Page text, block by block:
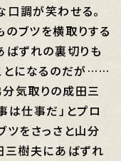
調が笑わせる。
ブツを横取りする
ばずれの裏切りも
とになるのだが……
気取りの成田三
は仕事だ」とプロ
ツをさっさと山分
三樹夫にあばずれ